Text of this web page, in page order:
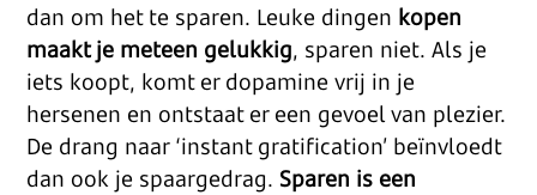
dan om het te sparen. Leuke dingen kopen
maakt je meteen gelukkig, sparen niet. Als je
iets koopt, komt er dopamine vrij in je
hersenen en ontstaat er een gevoel van plezier.
De drang naar ‘instant gratification’ beïnvloedt
dan ook je spaargedrag. Sparen is een